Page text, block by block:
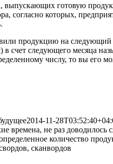
выпускающих готовую
согласно которых,
продукцию на
следующего месяца
числу, то вы его
2014-11-
не раз доводилось
количество